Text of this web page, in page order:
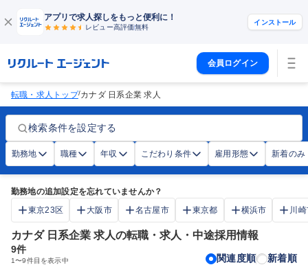
アプリで求人探しをもっと便利に！
レビュー高評価無料
インストール
会員ログイン
転職・求人トップ/カナダ 日系企業 求人
検索条件を設定する
勤務地 職種 年収 こだわり条件 雇用形態 新着のみ
勤務地の追加設定を忘れていませんか？
東京23区
大阪市 名古屋市 東京都 横浜市 川
カナダ 日系企業 求人の転職・求人・中途採用情報
9件
1〜9件目を表示中 関連度順 新着順